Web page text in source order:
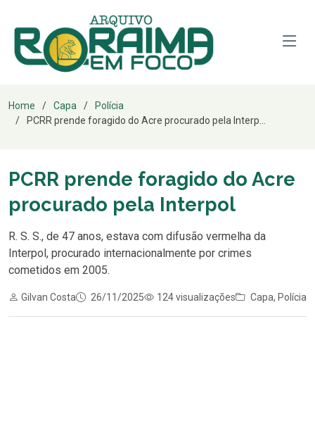
Home Capa
Polícia
PCRR prende foragido do Acre procurado pela Interp...
PCRR prende foragido do Acre
procurado pela Interpol
R. S. S., de 47 anos, estava com difusão vermelha da
Interpol, procurado internacionalmente por crimes
cometidos em 2005.
Gilvan Costa 26/11/2025 124 visualizações Capa, Polícia